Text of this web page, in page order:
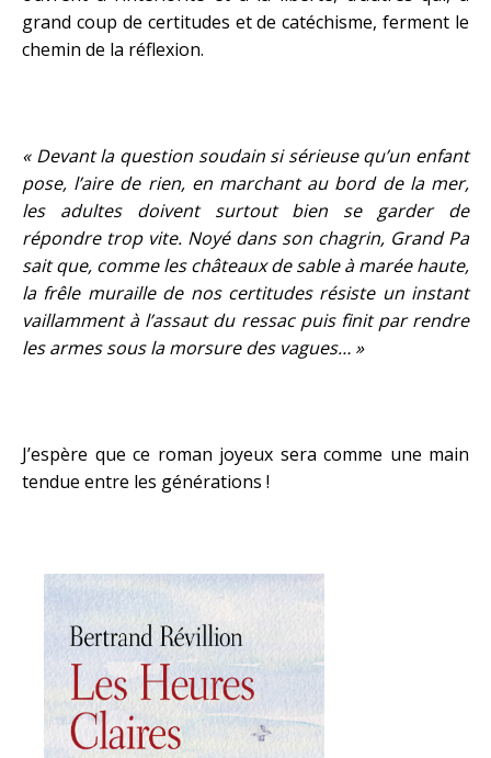
grand coup de certitudes et de catéchisme, ferment le
chemin de la réflexion.
« Devant la question soudain si sérieuse qu’un enfant
pose, l’aire de rien, en marchant au bord de la mer,
les adultes doivent surtout bien se garder de
répondre trop vite. Noyé dans son chagrin, Grand Pa
sait que, comme les châteaux de sable à marée haute,
la frêle muraille de nos certitudes résiste un instant
vaillamment à l’assaut du ressac puis finit par rendre
les armes sous la morsure des vagues… »
J’espère que ce roman joyeux sera comme une main
tendue entre les générations !